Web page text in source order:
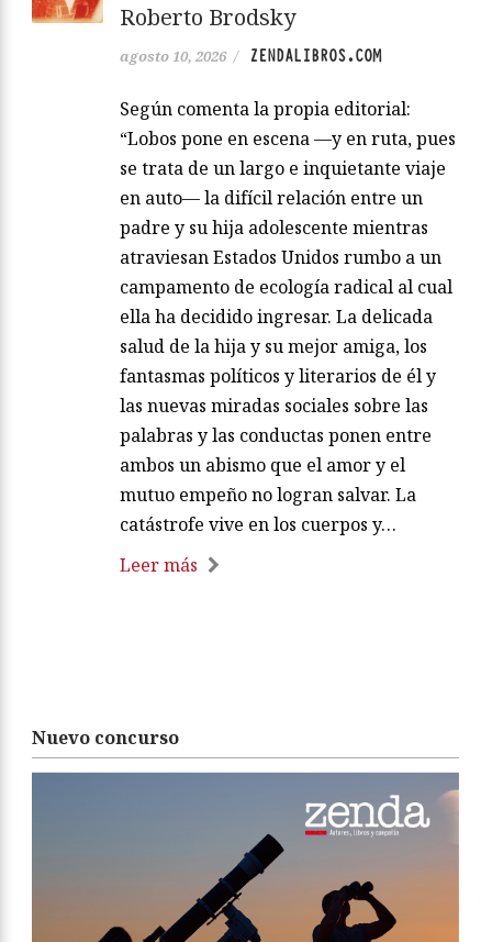
Roberto Brodsky
agosto 10, 2026 / ZENDALIBROS.COM
Según comenta la propia editorial:
“Lobos pone en escena —y en ruta, pues
se trata de un largo e inquietante viaje
en auto— la difícil relación entre un
padre y su hija adolescente mientras
atraviesan Estados Unidos rumbo a un
campamento de ecología radical al cual
ella ha decidido ingresar. La delicada
salud de la hija y su mejor amiga, los
fantasmas políticos y literarios de él y
las nuevas miradas sociales sobre las
palabras y las conductas ponen entre
ambos un abismo que el amor y el
mutuo empeño no logran salvar. La
catástrofe vive en los cuerpos y…
Leer más
Nuevo concurso